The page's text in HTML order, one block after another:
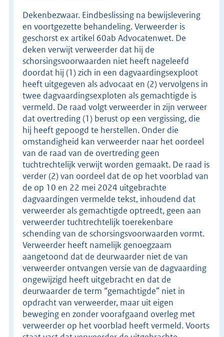
Dekenbezwaar. Eindbeslissing na bewijslevering
en voortgezette behandeling. Verweerder is
geschorst ex artikel 60ab Advocatenwet. De
deken verwijt verweerder dat hij de
schorsingsvoorwaarden niet heeft nageleefd
doordat hij (1) zich in een dagvaardingsexploot
heeft uitgegeven als advocaat en (2) vervolgens in
twee dagvaardingsexploten als gemachtigde is
vermeld. De raad volgt verweerder in zijn verweer
dat overtreding (1) berust op een vergissing, die
hij heeft gepoogd te herstellen. Onder die
omstandigheid kan verweerder naar het oordeel
van de raad van de overtreding geen
tuchtrechtelijk verwijt worden gemaakt. De raad is
verder (2) van oordeel dat de op het voorblad van
de op 10 en 22 mei 2024 uitgebrachte
dagvaardingen vermelde tekst, inhoudend dat
verweerder als gemachtigde optreedt, geen aan
verweerder tuchtrechtelijk toerekenbare
schending van de schorsingsvoorwaarden vormt.
Verweerder heeft namelijk genoegzaam
aangetoond dat de deurwaarder niet de van
verweerder ontvangen versie van de dagvaarding
ongewijzigd heeft uitgebracht en dat de
deurwaarder de term “gemachtigde” niet in
opdracht van verweerder, maar uit eigen
beweging en zonder voorafgaand overleg met
verweerder op het voorblad heeft vermeld. Voorts